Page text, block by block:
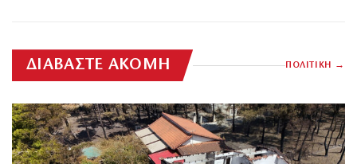
ΔΙΑΒΑΣΤΕ ΑΚΟΜΗ ΠΟΛΙΤΙΚΗ